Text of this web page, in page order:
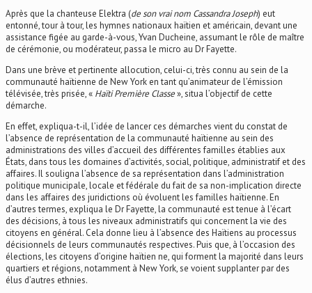
Après que la chanteuse Elektra (de son vrai nom Cassandra Joseph) eut
entonné, tour à tour, les hymnes nationaux haïtien et américain, devant une
assistance figée au garde-à-vous, Yvan Ducheine, assumant le rôle de maître
de cérémonie, ou modérateur, passa le micro au Dr Fayette.
Dans une brève et pertinente allocution, celui-ci, très connu au sein de la
communauté haïtienne de New York en tant qu’animateur de l’émission
télévisée, très prisée, « Haïti Première Classe», situa l’objectif de cette
démarche.
En effet, expliqua-t-il, l’idée de lancer ces démarches vient du constat de
l’absence de représentation de la communauté haïtienne au sein des
administrations des villes d’accueil des différentes familles établies aux
États, dans tous les domaines d’activités, social, politique, administratif et des
affaires. Il souligna l’absence de sa représentation dans l’administration
politique municipale, locale et fédérale du fait de sa non-implication directe
dans les affaires des juridictions où évoluent les familles haïtienne. En
d’autres termes, expliqua le Dr Fayette, la communauté est tenue à l’écart
des décisions, à tous les niveaux administratifs qui concernent la vie des
citoyens en général. Cela donne lieu à l’absence des Haïtiens au processus
décisionnels de leurs communautés respectives. Puis que, à l’occasion des
élections, les citoyens d’origine haïtien ne, qui forment la majorité dans leurs
quartiers et régions, notamment à New York, se voient supplanter par des
élus d’autres ethnies.